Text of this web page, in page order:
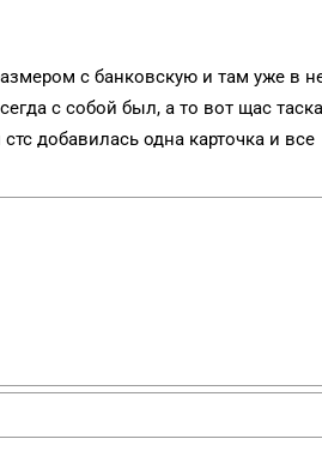
с банковскую и там уже в
с собой был, а то вот щас
добавилась одна карточка и все